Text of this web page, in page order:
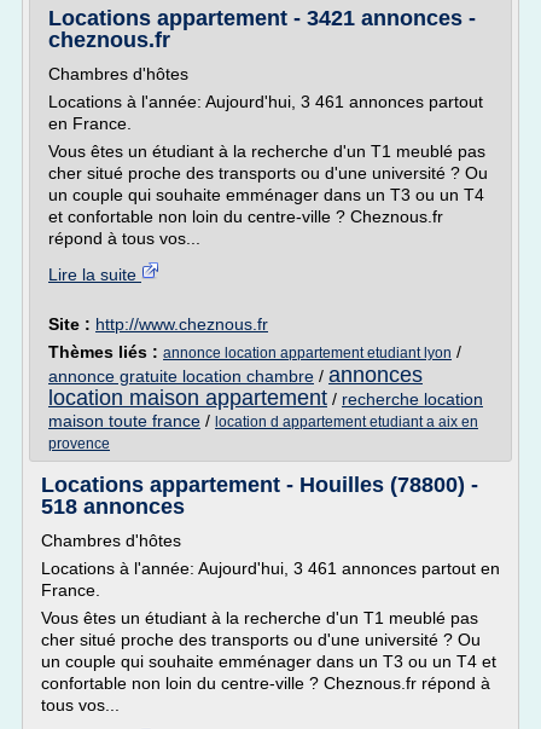
Locations appartement - 3421 annonces -
cheznous.fr
Chambres d'hôtes
Locations à l'année: Aujourd'hui, 3 461 annonces partout
en France.
Vous êtes un étudiant à la recherche d'un T1 meublé pas
cher situé proche des transports ou d'une université ? Ou
un couple qui souhaite emménager dans un T3 ou un T4
et confortable non loin du centre-ville ? Cheznous.fr
répond à tous vos...
Lire la suite
Site : http://www.cheznous.fr
Thèmes liés : annonce location appartement etudiant lyon /
annonce gratuite location chambre / annonces
location maison appartement / recherche location
maison toute france / location d appartement etudiant a aix en
provence
Locations appartement - Houilles (78800) -
518 annonces
Chambres d'hôtes
Locations à l'année: Aujourd'hui, 3 461 annonces partout en
France.
Vous êtes un étudiant à la recherche d'un T1 meublé pas
cher situé proche des transports ou d'une université ? Ou
un couple qui souhaite emménager dans un T3 ou un T4 et
confortable non loin du centre-ville ? Cheznous.fr répond à
tous vos...